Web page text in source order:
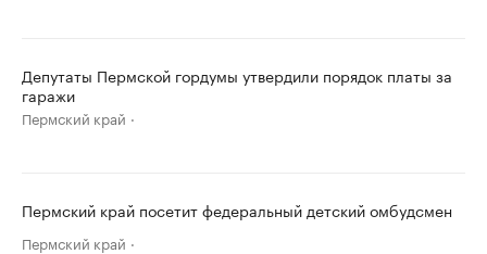
Депутаты Пермской гордумы утвердили порядок платы за
гаражи
Пермский край
Пермский край посетит федеральный детский омбудсмен
Пермский край